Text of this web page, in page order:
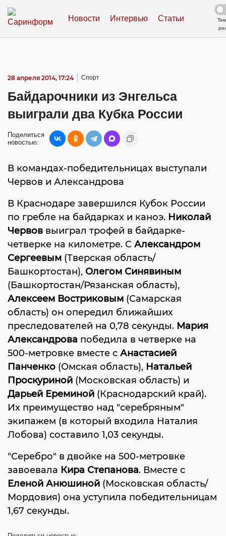
Новости Интервью Статьи
28 апреля 2014, 17:24 Спорт
Байдарочники из Энгельса
выиграли два Кубка России
Поделиться
новостью:
В командах-победительницах выступали
Червов и Александрова
В Краснодаре завершился Кубок России
по гребле на байдарках и каноэ. Николай
Червов выиграл трофей в байдарке-
четверке на километре. С Александром
Сергеевым (Тверская область/
Башкортостан), Олегом Синявиным
(Башкортостан/Рязанская область),
Алексеем Востриковым (Самарская
область) он опередил ближайших
преследователей на 0,78 секунды. Мария
Александрова победила в четверке на
500-метровке вместе с Анастасией
Панченко (Омская область), Натальей
Проскуриной (Московская область) и
Дарьей Ереминой (Краснодарский край).
Их преимущество над "серебряным"
экипажем (в который входила Наталия
Лобова) составило 1,03 секунды.
"Серебро" в двойке на 500-метровке
завоевала Кира Степанова. Вместе с
Еленой Анюшиной (Московская область/
Мордовия) она уступила победительницам
1,67 секунды.